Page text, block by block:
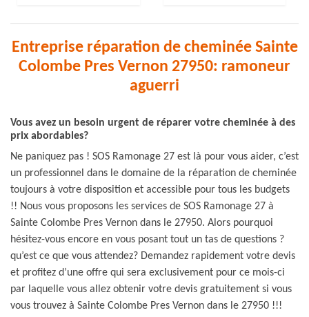
Entreprise réparation de cheminée Sainte
Colombe Pres Vernon 27950: ramoneur
aguerri
Vous avez un besoin urgent de réparer votre cheminée à des
prix abordables?
Ne paniquez pas ! SOS Ramonage 27 est là pour vous aider, c’est
un professionnel dans le domaine de la réparation de cheminée
toujours à votre disposition et accessible pour tous les budgets
!! Nous vous proposons les services de SOS Ramonage 27 à
Sainte Colombe Pres Vernon dans le 27950. Alors pourquoi
hésitez-vous encore en vous posant tout un tas de questions ?
qu’est ce que vous attendez? Demandez rapidement votre devis
et profitez d’une offre qui sera exclusivement pour ce mois-ci
par laquelle vous allez obtenir votre devis gratuitement si vous
vous trouvez à Sainte Colombe Pres Vernon dans le 27950 !!!